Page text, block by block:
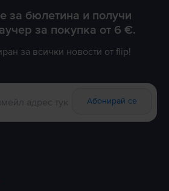
за бюлетина и получи
за покупка от 6 €.
за всички новости от flip!
Абонирай се